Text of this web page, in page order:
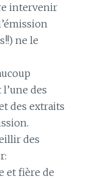
intervenir
ne le
des
des extraits
des
et fière de